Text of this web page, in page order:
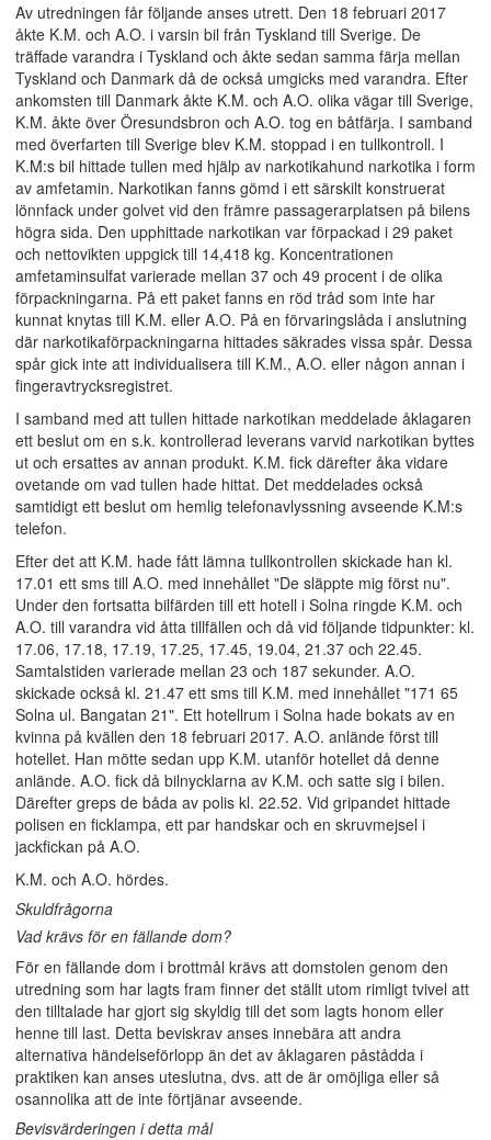
Av utredningen får följande anses utrett. Den 18 februari 2017
åkte K.M. och A.O. i varsin bil från Tyskland till Sverige. De
träffade varandra i Tyskland och åkte sedan samma färja mellan
Tyskland och Danmark då de också umgicks med varandra. Efter
ankomsten till Danmark åkte K.M. och A.O. olika vägar till Sverige,
K.M. åkte över Öresundsbron och A.O. tog en båtfärja. I samband
med överfarten till Sverige blev K.M. stoppad i en tullkontroll. I
K.M:s bil hittade tullen med hjälp av narkotikahund narkotika i form
av amfetamin. Narkotikan fanns gömd i ett särskilt konstruerat
lönnfack under golvet vid den främre passagerarplatsen på bilens
högra sida. Den upphittade narkotikan var förpackad i 29 paket
och nettovikten uppgick till 14,418 kg. Koncentrationen
amfetaminsulfat varierade mellan 37 och 49 procent i de olika
förpackningarna. På ett paket fanns en röd tråd som inte har
kunnat knytas till K.M. eller A.O. På en förvaringslåda i anslutning
där narkotikaförpackningarna hittades säkrades vissa spår. Dessa
spår gick inte att individualisera till K.M., A.O. eller någon annan i
fingeravtrycksregistret.
I samband med att tullen hittade narkotikan meddelade åklagaren
ett beslut om en s.k. kontrollerad leverans varvid narkotikan byttes
ut och ersattes av annan produkt. K.M. fick därefter åka vidare
ovetande om vad tullen hade hittat. Det meddelades också
samtidigt ett beslut om hemlig telefonavlyssning avseende K.M:s
telefon.
Efter det att K.M. hade fått lämna tullkontrollen skickade han kl.
17.01 ett sms till A.O. med innehållet "De släppte mig först nu".
Under den fortsatta bilfärden till ett hotell i Solna ringde K.M. och
A.O. till varandra vid åtta tillfällen och då vid följande tidpunkter: kl.
17.06, 17.18, 17.19, 17.25, 17.45, 19.04, 21.37 och 22.45.
Samtalstiden varierade mellan 23 och 187 sekunder. A.O.
skickade också kl. 21.47 ett sms till K.M. med innehållet "171 65
Solna ul. Bangatan 21". Ett hotellrum i Solna hade bokats av en
kvinna på kvällen den 18 februari 2017. A.O. anlände först till
hotellet. Han mötte sedan upp K.M. utanför hotellet då denne
anlände. A.O. fick då bilnycklarna av K.M. och satte sig i bilen.
Därefter greps de båda av polis kl. 22.52. Vid gripandet hittade
polisen en ficklampa, ett par handskar och en skruvmejsel i
jackfickan på A.O.
K.M. och A.O. hördes.
Skuldfrågorna
Vad krävs för en fällande dom?
För en fällande dom i brottmål krävs att domstolen genom den
utredning som har lagts fram finner det ställt utom rimligt tvivel att
den tilltalade har gjort sig skyldig till det som lagts honom eller
henne till last. Detta beviskrav anses innebära att andra
alternativa händelseförlopp än det av åklagaren påstådda i
praktiken kan anses uteslutna, dvs. att de är omöjliga eller så
osannolika att de inte förtjänar avseende.
Bevisvärderingen i detta mål